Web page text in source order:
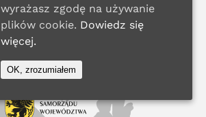
wyrażasz zgodę na używanie
plików cookie. Dowiedz się
więcej.
OK, zrozumiałem